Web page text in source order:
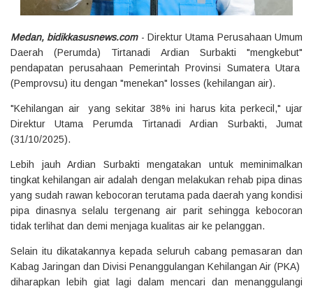
Medan, bidikkasusnews.com- Direktur Utama Perusahaan Umum
Daerah (Perumda) Tirtanadi Ardian Surbakti "mengkebut"
pendapatan perusahaan Pemerintah Provinsi Sumatera Utara
(Pemprovsu) itu dengan "menekan" losses (kehilangan air).
"Kehilangan air yang sekitar 38% ini harus kita perkecil," ujar
Direktur Utama Perumda Tirtanadi Ardian Surbakti, Jumat
(31/10/2025).
Lebih jauh Ardian Surbakti mengatakan untuk meminimalkan
tingkat kehilangan air adalah dengan melakukan rehab pipa dinas
yang sudah rawan kebocoran terutama pada daerah yang kondisi
pipa dinasnya selalu tergenang air parit sehingga kebocoran
tidak terlihat dan demi menjaga kualitas air ke pelanggan.
Selain itu dikatakannya kepada seluruh cabang pemasaran dan
Kabag Jaringan dan Divisi Penanggulangan Kehilangan Air (PKA)
diharapkan lebih giat lagi dalam mencari dan menanggulangi